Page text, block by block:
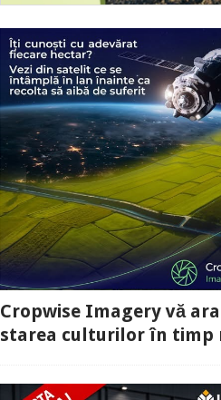
Cropwise Imagery vă
starea culturilor în timp